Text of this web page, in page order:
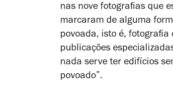
nas nove fotografias que
marcaram de alguma
povoada, isto é,
publicações
nada serve ter edifícios
povoado”.